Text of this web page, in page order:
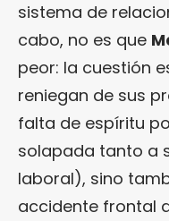
sistema de
cabo, no es que
peor: la cuestión
reniegan de sus
falta de espíritu
solapada tanto a
laboral), sino
accidente frontal